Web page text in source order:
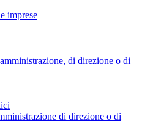
imprese
di direzione o di
di direzione o di